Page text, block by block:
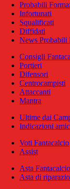
Probabili
Infortunati
Squalificati
Diffidati
News Probabili
Consigli
Portieri
Difensori
Centrocampisti
Attaccanti
Mantra
Ultime dai
Indicazioni
Voti Fantacalcio
Assist
Asta Fantacalcio
Asta di